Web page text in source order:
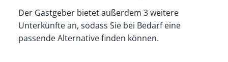
Der Gastgeber bietet außerdem 3 weitere
Unterkünfte an, sodass Sie bei Bedarf eine
passende Alternative finden können.